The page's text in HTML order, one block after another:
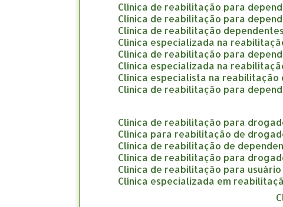
clínica de reabilitação para
clínica de reabilitação para
clínica de reabilitação
clínica especializada na
clínica de reabilitação para
clínica especializada na
clínica especialista na
clínica de reabilitação para
clínica de reabilitação para
clínica para reabilitação de
clínica de reabilitação de
clínica de reabilitação para
clínica de reabilitação para
clínica especializada em